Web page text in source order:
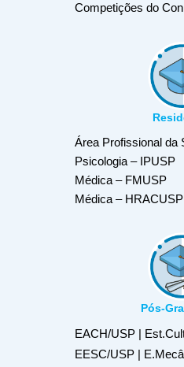
Competições do
Área Profissional da
Psicologia – IPUSP
Médica – FMUSP
Médica –
Pós-
EACH/USP |
EESC/USP |